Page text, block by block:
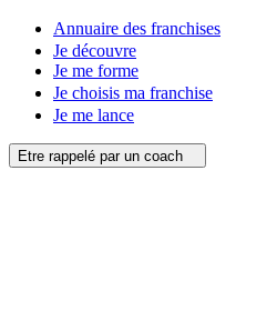
Annuaire des franchises
Je découvre
Je me forme
Je choisis ma franchise
Je me lance
Etre rappelé par un coach